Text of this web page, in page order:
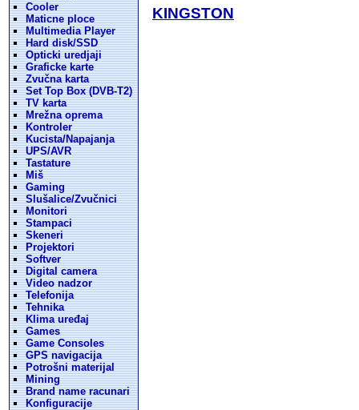
Cooler
Maticne ploce
Multimedia Player
Hard disk/SSD
Opticki uredjaji
Graficke karte
Zvučna karta
Set Top Box (DVB-T2)
TV karta
Mrežna oprema
Kontroler
Kucista/Napajanja
UPS/AVR
Tastature
Miš
Gaming
Slušalice/Zvučnici
Monitori
Stampaci
Skeneri
Projektori
Softver
Digital camera
Video nadzor
Telefonija
Tehnika
Klima uređaj
Games
Game Consoles
GPS navigacija
Potrošni materijal
Mining
Brand name racunari
Konfiguracije
KINGSTON